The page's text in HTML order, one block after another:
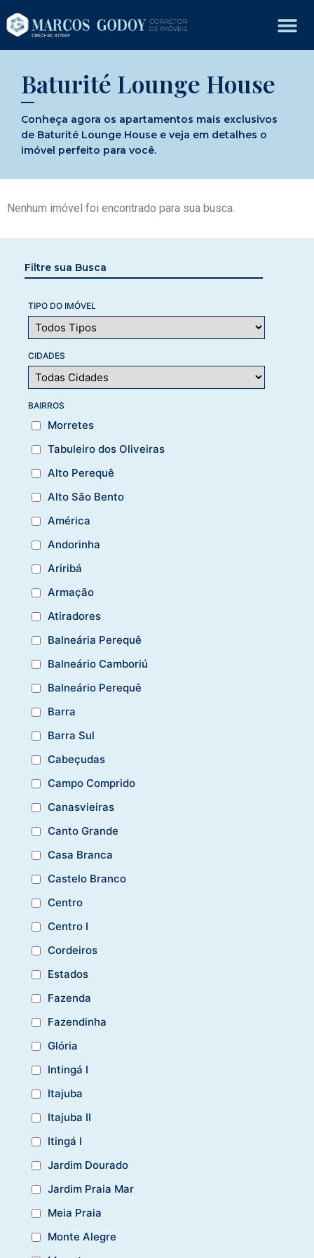
Baturité Lounge House
Conheça agora os apartamentos mais exclusivos
de Baturité Lounge House e veja em detalhes o
imóvel perfeito para você.
Filtre sua Busca
TIPO DO IMÓVEL
CIDADES
BAIRROS
Morretes
Tabuleiro dos Oliveiras
Alto Perequê
Alto São Bento
América
Andorinha
Ariribá
Armação
Atiradores
Balneária Perequê
Balneário Camboriú
Balneário Perequê
Barra
Barra Sul
Cabeçudas
Campo Comprido
Canasvieiras
Canto Grande
Casa Branca
Castelo Branco
Centro
Centro I
Cordeiros
Estados
Fazenda
Fazendinha
Glória
Intingá I
Itajuba
Itajuba II
Itingá I
Jardim Dourado
Jardim Praia Mar
Meia Praia
Monte Alegre
Nenhum imóvel foi encontrado para sua busca.